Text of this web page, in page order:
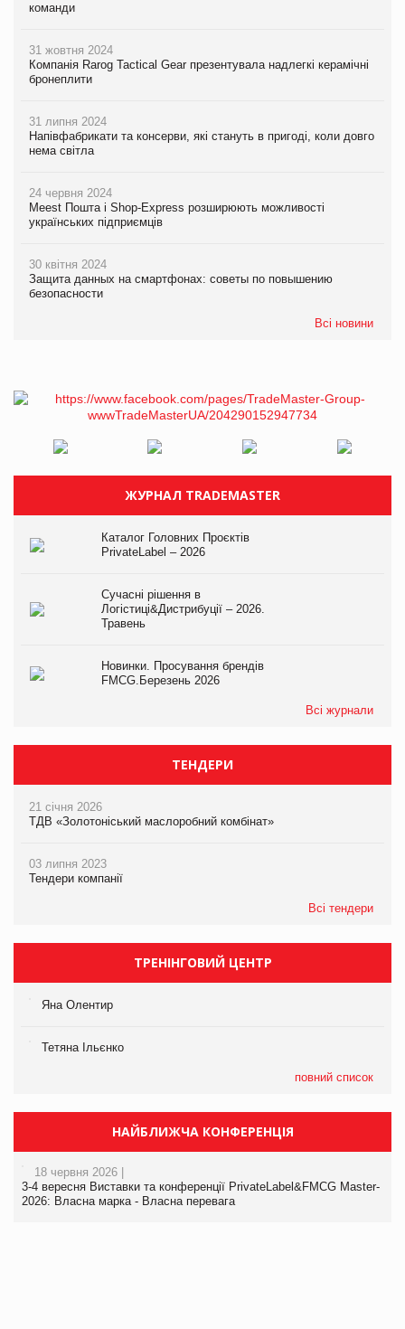
команди
31 жовтня 2024
Компанія Rarog Tactical Gear презентувала надлегкі керамічні
бронеплити
31 липня 2024
Напівфабрикати та консерви, які стануть в пригоді, коли довго
нема світла
24 червня 2024
Meest Пошта і Shop-Express розширюють можливості
українських підприємців
30 квітня 2024
Защита данных на смартфонах: советы по повышению
безопасности
Всі новини
ЖУРНАЛ TRADEMASTER
Каталог Головних Проєктів
PrivateLabel – 2026
Сучасні рішення в
Логістиці&Дистрибуції – 2026.
Травень
Новинки. Просування брендів
FMCG.Березень 2026
Всі журнали
ТЕНДЕРИ
21 січня 2026
ТДВ «Золотоніський маслоробний комбінат»
03 липня 2023
Тендери компанії
Всі тендери
ТРЕНІНГОВИЙ ЦЕНТР
Яна Олентир
Тетяна Ільєнко
повний список
НАЙБЛИЖЧА КОНФЕРЕНЦІЯ
18 червня 2026 |
3-4 вересня Виставки та конференції PrivateLabel&FMCG Master-
2026: Власна марка - Власна перевага